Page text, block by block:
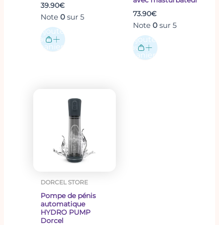
– Sans phtalates
39.90€
Note0 sur 5
Ajouter
au
panier
73.90€
Note 0sur 5
Ajouter
au
panier
DORCEL STORE
Pompe de pénis
automatique
HYDRO PUMP
Dorcel